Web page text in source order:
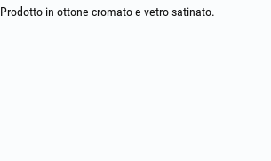
Prodotto in ottone cromato e vetro satinato.